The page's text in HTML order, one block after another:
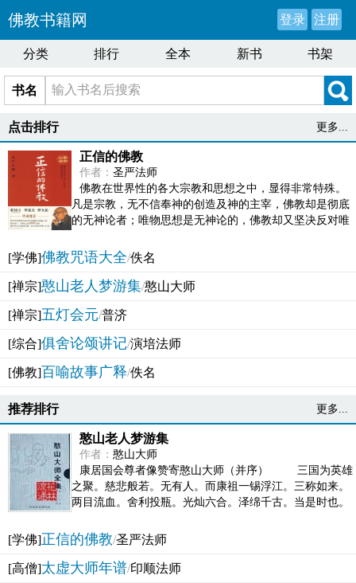
佛教书籍网 登录 注册
分类 排行 全本 新书 书架
书名
点击排行 更多...
正信的佛教
作者： 圣严法师
佛教在世界性的各大宗教和思想之中，显得非常特殊。
凡是宗教，无不信奉神的创造及神的主宰，佛教却是彻底
的无神论者；唯物思想是无神论的，佛教却又坚决反对唯
[学佛]佛教咒语大全/佚名
[禅宗]憨山老人梦游集/憨山大师
[禅宗]五灯会元/普济
[综合]俱舍论颂讲记/演培法师
[佛教]百喻故事广释/佚名
推荐排行 更多...
憨山老人梦游集
作者： 憨山大师
康居国会尊者像赞寄憨山大师（并序） 三国为英雄
之聚。慈悲般若。无有人。而康祖一锡浮江。三称如来。
两目流血。舍利投瓶。光灿六合。泽绵千古。当是时也。
[学佛]正信的佛教/圣严法师
[高僧]太虚大师年谱/印顺法师